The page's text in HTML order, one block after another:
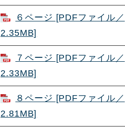
６ページ [PDFファイル／
2.35MB]
７ページ [PDFファイル／
2.33MB]
８ページ [PDFファイル／
2.81MB]